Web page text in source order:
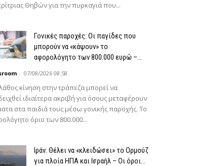
Θηβών για την πυρκαγιά που...
Γονικές παροχές: Οι παγίδες που
μπορούν να «κάψουν» το
αφορολόγητο των 800.000 ευρώ –...
- 07/08/2026 08:58
κίνηση στην τράπεζα μπορεί να
ιδιαίτερα ακριβή για όσους μεταφέρουν
στα παιδιά τους μέσω γονικής παροχής. Το
όριο των 800.000...
Ιράν: Θέλει να «κλειδώσει» το Ορμούζ
για πλοία ΗΠΑ και Ισραήλ – Οι όροι...